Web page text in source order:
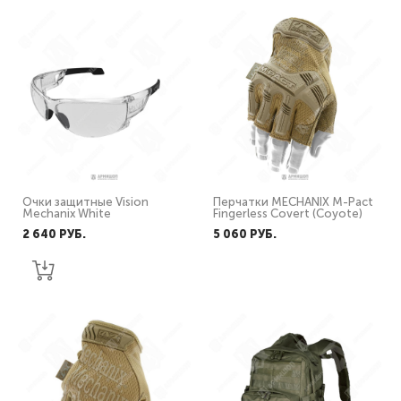
Очки защитные Vision
Mechanix White
2 640 PУБ.
Перчатки MECHANIX M-Pact
Fingerless Covert (Coyote)
5 060 PУБ.